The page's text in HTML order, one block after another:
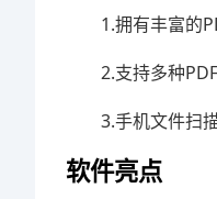
1.拥有丰富的
2.支持多种
3.手机文件扫
软件亮点